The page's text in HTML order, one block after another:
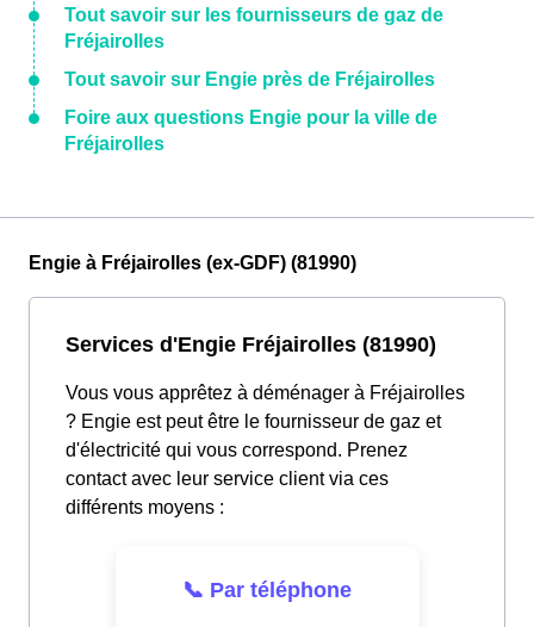
Tout savoir sur les fournisseurs de gaz de
Fréjairolles
Tout savoir sur Engie près de Fréjairolles
Foire aux questions Engie pour la ville de
Fréjairolles
Engie à Fréjairolles (ex-GDF) (81990)
Services d'Engie Fréjairolles (81990)
Vous vous apprêtez à déménager à Fréjairolles
? Engie est peut être le fournisseur de gaz et
d'électricité qui vous correspond. Prenez
contact avec leur service client via ces
différents moyens :
📞 Par téléphone